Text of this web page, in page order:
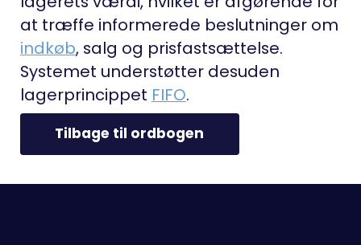
at træffe informerede beslutninger om
indkøb, salg og prisfastsættelse.
Systemet understøtter desuden
lagerprincippet FIFO.
Tilbage til ordbogen